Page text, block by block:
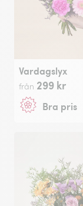
Vardagslyx
från 299 kr
Bra pris